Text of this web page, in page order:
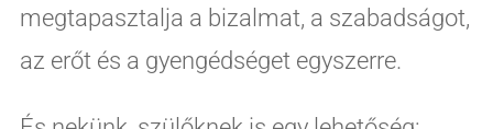
megtapasztalja a bizalmat, a szabadságot,
az erőt és a gyengédséget egyszerre.